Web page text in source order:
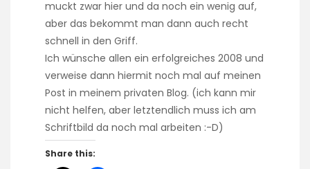
muckt zwar hier und da noch ein wenig auf,
aber das bekommt man dann auch recht
schnell in den Griff.
Ich wünsche allen ein erfolgreiches 2008 und
verweise dann hiermit noch mal auf meinen
Post in meinem privaten Blog. (ich kann mir
nicht helfen, aber letztendlich muss ich am
Schriftbild da noch mal arbeiten :-D)
Share this: